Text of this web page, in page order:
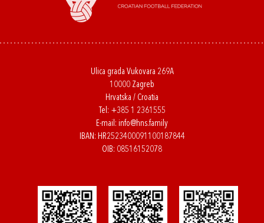
Ulica grada Vukovara 269A
10000 Zagreb
Hrvatska / Croatia
Tel: +385 1 2361555
E-mail: info@hns.family
IBAN: HR2523400091100187844
OIB: 08516152078